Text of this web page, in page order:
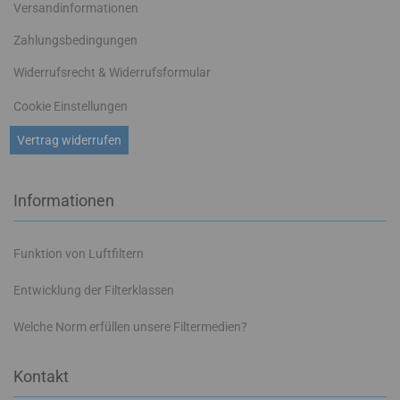
Versandinformationen
Zahlungsbedingungen
Widerrufsrecht & Widerrufsformular
Vertrag widerrufen
Cookie Einstellungen
Informationen
Funktion von Luftfiltern
Entwicklung der Filterklassen
Welche Norm erfüllen unsere Filtermedien?
Kontakt